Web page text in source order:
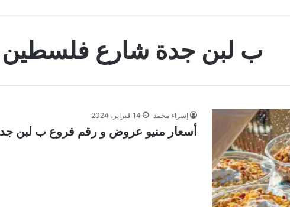
ب لبن جدة شارع فلسطين
إسراء محمد 14 فبراير، 2024
أسعار منيو عروض و رقم فروع ب لبن جدة